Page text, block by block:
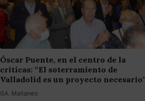
Óscar Puente, en el centro de la
críticas: “El soterramiento de
Valladolid es un proyecto necesario"
GA. Mañanes